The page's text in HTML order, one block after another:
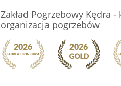
Zakład Pogrzebowy Kędra
organizacja pogrzebów